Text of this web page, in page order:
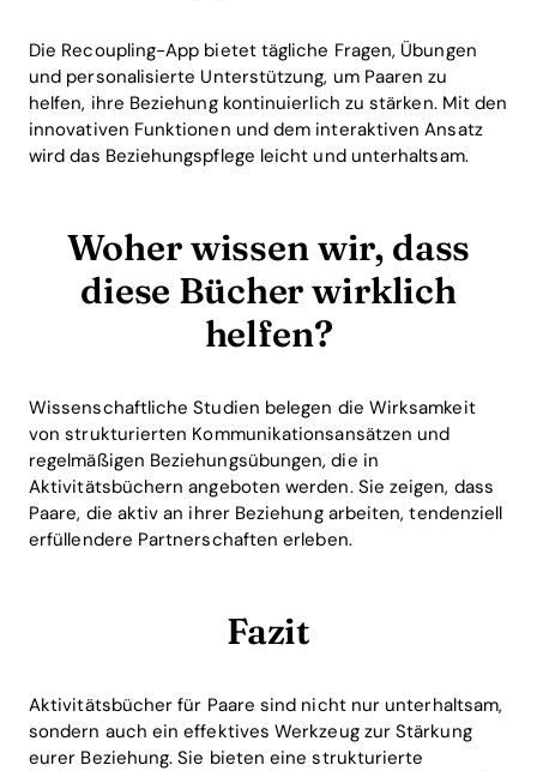
Die Recoupling-App bietet tägliche Fragen, Übungen
und personalisierte Unterstützung, um Paaren zu
helfen, ihre Beziehung kontinuierlich zu stärken. Mit den
innovativen Funktionen und dem interaktiven Ansatz
wird das Beziehungspflege leicht und unterhaltsam.
Woher wissen wir, dass
diese Bücher wirklich
helfen?
Wissenschaftliche Studien belegen die Wirksamkeit
von strukturierten Kommunikationsansätzen und
regelmäßigen Beziehungsübungen, die in
Aktivitätsbüchern angeboten werden. Sie zeigen, dass
Paare, die aktiv an ihrer Beziehung arbeiten, tendenziell
erfüllendere Partnerschaften erleben.
Fazit
Aktivitätsbücher für Paare sind nicht nur unterhaltsam,
sondern auch ein effektives Werkzeug zur Stärkung
eurer Beziehung. Sie bieten eine strukturierte